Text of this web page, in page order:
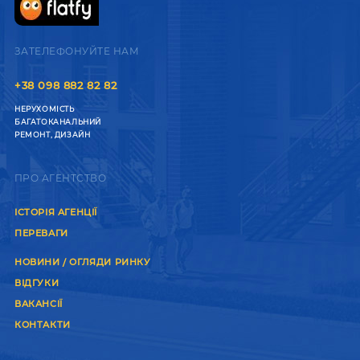
ЗАТЕЛЕФОНУЙТЕ НАМ
+38 098 882 82 82
НЕРУХОМІСТЬ
БАГАТОКАНАЛЬНИЙ
РЕМОНТ, ДИЗАЙН
ПРО АГЕНТСТВО
ІСТОРІЯ АГЕНЦІЇ
ПЕРЕВАГИ
НОВИНИ / ОГЛЯДИ РИНКУ
ВІДГУКИ
ВАКАНСІЇ
КОНТАКТИ